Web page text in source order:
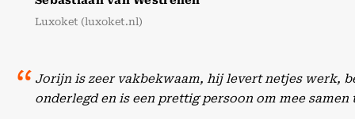
Luxoket (luxoket.nl)
Jorijn is zeer vakbekwaam, hij levert netjes werk,
onderlegd en is een prettig persoon om mee samen